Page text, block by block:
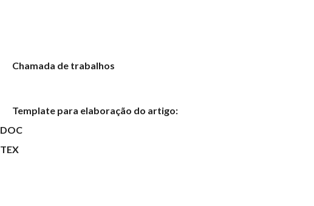
Chamada de trabalhos
Template para elaboração do artigo:
DOC
TEX